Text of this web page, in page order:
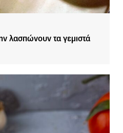
λασπώνουν τα γεμιστά